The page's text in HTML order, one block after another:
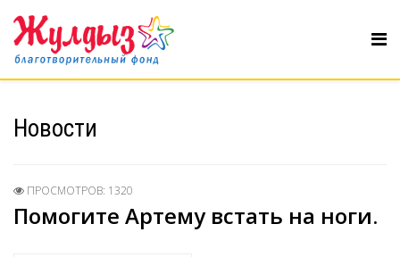
Новости
ПРОСМОТРОВ: 1320
Помогите Артему встать на ноги.